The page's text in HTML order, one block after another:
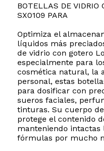
BOTELLAS DE VIDRIO
SX0109 PARA
Optimiza el
líquidos más
de vidrio con gotero
especialmente para
cosmética natural, la
personal, estas
para dosificar con
sueros faciales,
tinturas. Su cuerpo
protege el contenido
manteniendo intactas
fórmulas por mucho